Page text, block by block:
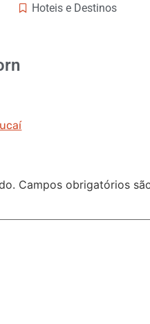
Hoteis e Destinos
Campos obrigatórios